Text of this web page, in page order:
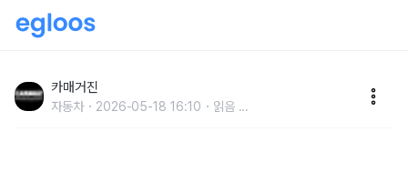
마그마”카매거진
자동차 2026-05-18 16:10 읽음 ...